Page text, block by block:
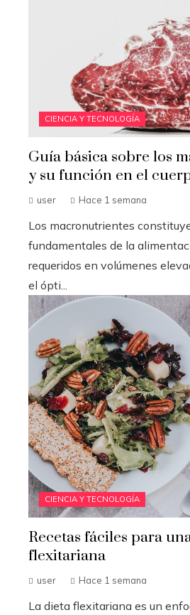
CIENCIA Y TECNOLOGÍA
Guía básica sobre los
y su función en el
user Hace 1 semana
Los macronutrientes
fundamentales de la
requeridos en volúmenes
el ópti...
CIENCIA Y TECNOLOGÍA
Recetas fáciles para
flexitariana
user Hace 1 semana
La dieta flexitariana es un